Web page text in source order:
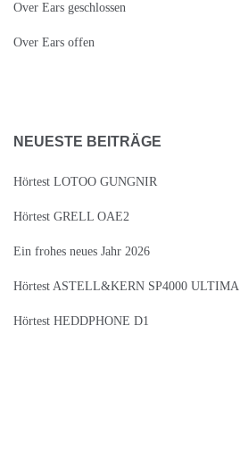
Over Ears geschlossen
Over Ears offen
NEUESTE BEITRÄGE
Hörtest LOTOO GUNGNIR
Hörtest GRELL OAE2
Ein frohes neues Jahr 2026
Hörtest ASTELL&KERN SP4000 ULTIMA
Hörtest HEDDPHONE D1